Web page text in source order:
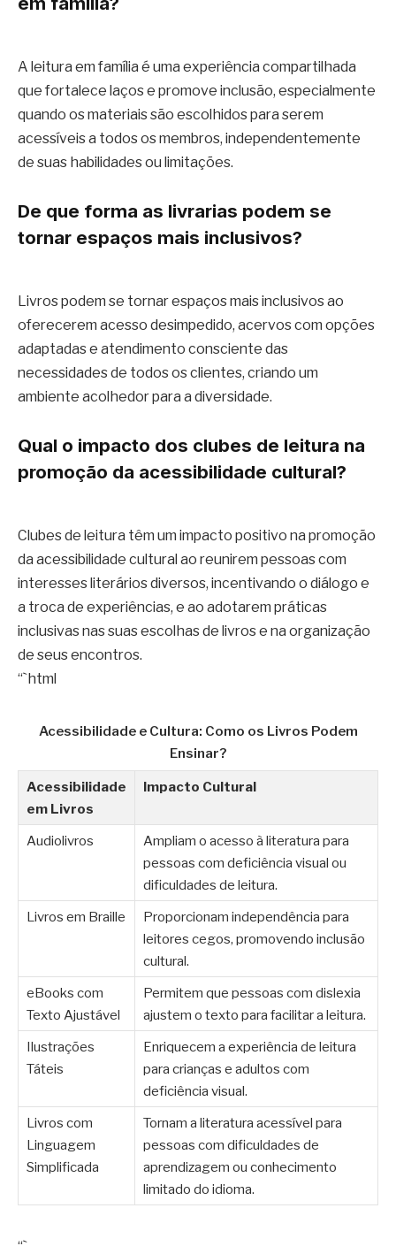
A leitura em família é uma experiência compartilhada
que fortalece laços e promove inclusão, especialmente
quando os materiais são escolhidos para serem
acessíveis a todos os membros, independentemente
de suas habilidades ou limitações.
De que forma as livrarias podem se
tornar espaços mais inclusivos?
Livros podem se tornar espaços mais inclusivos ao
oferecerem acesso desimpedido, acervos com opções
adaptadas e atendimento consciente das
necessidades de todos os clientes, criando um
ambiente acolhedor para a diversidade.
Qual o impacto dos clubes de leitura na
promoção da acessibilidade cultural?
Clubes de leitura têm um impacto positivo na promoção
da acessibilidade cultural ao reunirem pessoas com
interesses literários diversos, incentivando o diálogo e
a troca de experiências, e ao adotarem práticas
inclusivas nas suas escolhas de livros e na organização
de seus encontros.
“`html
Acessibilidade e Cultura: Como os Livros Podem
Ensinar?
Acessibilidade
em Livros
Impacto Cultural
Audiolivros
Ampliam o acesso à literatura para
pessoas com deficiência visual ou
dificuldades de leitura.
Livros em Braille
Proporcionam independência para
leitores cegos, promovendo inclusão
cultural.
eBooks com
Texto Ajustável
Permitem que pessoas com dislexia
ajustem o texto para facilitar a leitura.
Ilustrações
Táteis
Enriquecem a experiência de leitura
para crianças e adultos com
deficiência visual.
Livros com
Linguagem
Simplificada
Tornam a literatura acessível para
pessoas com dificuldades de
aprendizagem ou conhecimento
limitado do idioma.
“`